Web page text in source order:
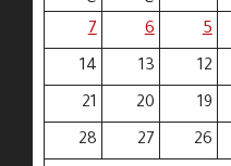
5
6
7
12
13
14
19
20
21
26
27
28